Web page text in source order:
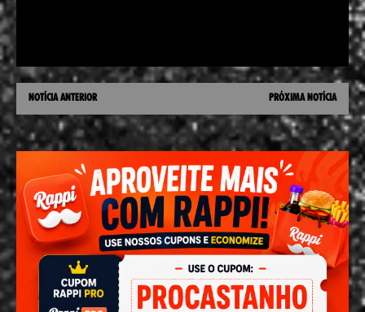
NOTÍCIA ANTERIOR PRÓXIMA NOTÍCIA